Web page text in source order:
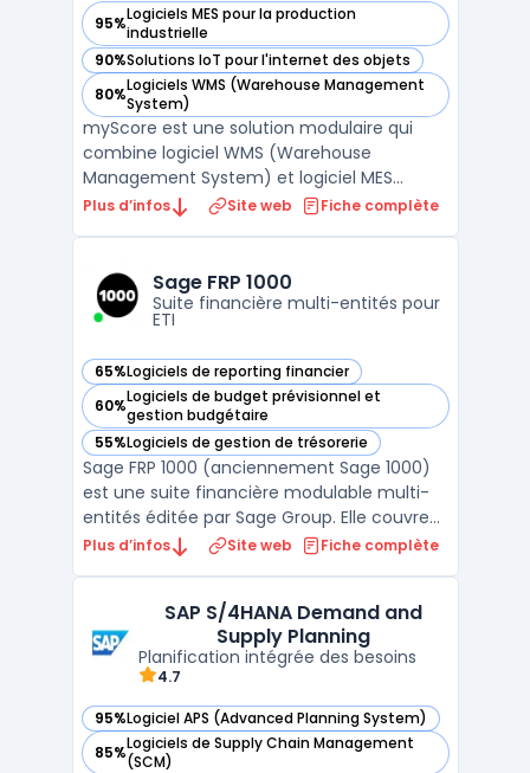
95%Logiciels MES pour la production
industrielle
— voir myScore dans cette catégorie
90%Solutions IoT pour l'internet des objets
— voir myScore dans cette catégorie
80%Logiciels WMS (Warehouse Management
System)
— voir myScore dans cette catégorie
myScore est une solution modulaire qui
combine logiciel WMS (Warehouse
Management System) et logiciel MES
(Manufacturing Execution System) sur une
(réceptions, stockage, préparation de
commandes, expéditions) et le pilo ...
Plus d’infos Site web Fiche complète
Sage FRP 1000
Suite financière multi-entités pour
ETI
65%Logiciels de reporting financier
— voir Sage FRP 1000 dans cette catégorie
60%Logiciels de budget prévisionnel et
gestion budgétaire
— voir Sage FRP 1000 dans cette catégorie
55%Logiciels de gestion de trésorerie
— voir Sage FRP 1000 dans cette catégorie
Sage FRP 1000 (anciennement Sage 1000)
est une suite financière modulable multi-
entités éditée par Sage Group. Elle couvre
l'ensemble des besoins de la fonction
trésorerie, achats, ventes et pilotage
budgétaire. Le module co ...
Plus d’infos Site web Fiche complète
SAP S/4HANA Demand and
Supply Planning
Planification intégrée des besoins
4.7
95%Logiciel APS (Advanced Planning System)
— voir SAP S/4HANA Demand and Supply Planning dans
85%Logiciels de Supply Chain Management
(SCM)
— voir SAP S/4HANA Demand and Supply Planning dans